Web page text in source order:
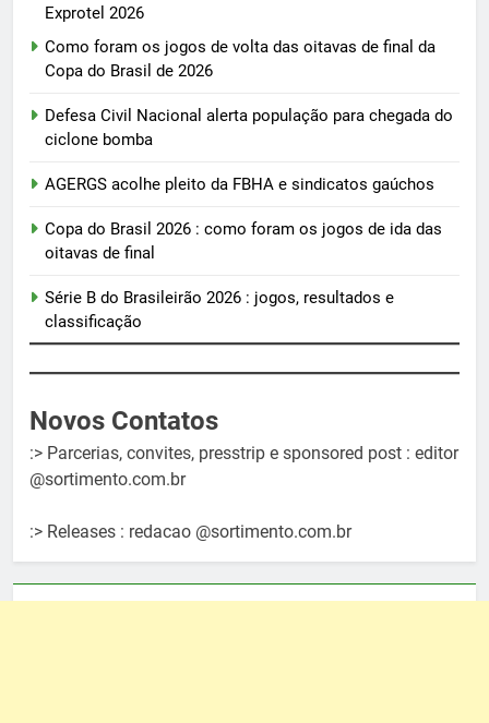
Exprotel 2026
Como foram os jogos de volta das oitavas de final da
Copa do Brasil de 2026
Defesa Civil Nacional alerta população para chegada do
ciclone bomba
AGERGS acolhe pleito da FBHA e sindicatos gaúchos
Copa do Brasil 2026 : como foram os jogos de ida das
oitavas de final
Série B do Brasileirão 2026 : jogos, resultados e
classificação
Novos Contatos
:> Parcerias, convites, presstrip e sponsored post : editor
@sortimento.com.br
:> Releases : redacao @sortimento.com.br